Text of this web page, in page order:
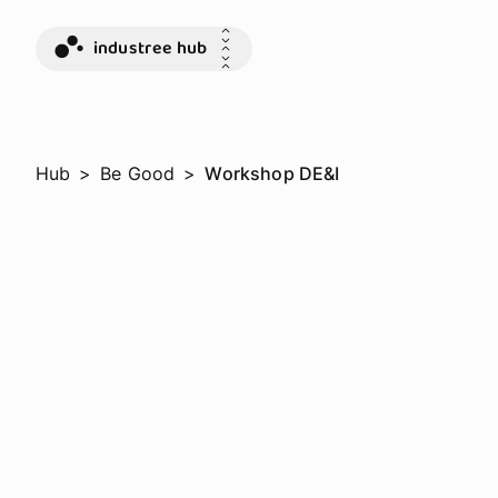
industree hub
Hub > Be Good > Workshop DE&I